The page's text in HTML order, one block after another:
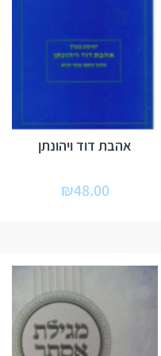
אהבת דוד ויהונתן
₪48.00